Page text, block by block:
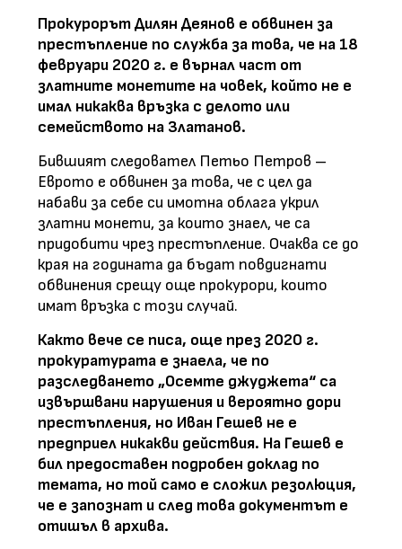
Прокурорът Дилян Деянов е обвинен за
престъпление по служба за това, че на 18
февруари 2020 г. е върнал част от
златните монетите на човек, който не е
имал никаква връзка с делото или
семейството на Златанов.
Бившият следовател Петьо Петров –
Еврото е обвинен за това, че с цел да
набави за себе си имотна облага укрил
златни монети, за които знаел, че са
придобити чрез престъпление. Очаква се до
края на годината да бъдат повдигнати
обвинения срещу още прокурори, които
имат връзка с този случай.
Както вече се писа, още през 2020 г.
прокуратурата е знаела, че по
разследването „Осемте джуджета“ са
извършвани нарушения и вероятно дори
престъпления, но Иван Гешев не е
предприел никакви действия. На Гешев е
бил предоставен подробен доклад по
темата, но той само е сложил резолюция,
че е запознат и след това документът е
отишъл в архива.